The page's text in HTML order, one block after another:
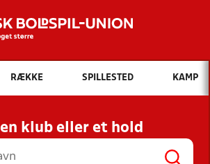
Hvad vil du søge efter?
INDHOLD OG NYHEDER
RESULTATER, KLUBBER OG
HOLD
RÆKKE SPILLESTED KAMP
en klub eller et hold